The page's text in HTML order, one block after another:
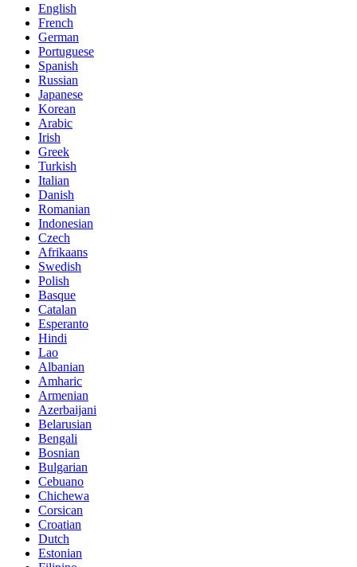
English
French
German
Portuguese
Spanish
Russian
Japanese
Korean
Arabic
Irish
Greek
Turkish
Italian
Danish
Romanian
Indonesian
Czech
Afrikaans
Swedish
Polish
Basque
Catalan
Esperanto
Hindi
Lao
Albanian
Amharic
Armenian
Azerbaijani
Belarusian
Bengali
Bosnian
Bulgarian
Cebuano
Chichewa
Corsican
Croatian
Dutch
Estonian